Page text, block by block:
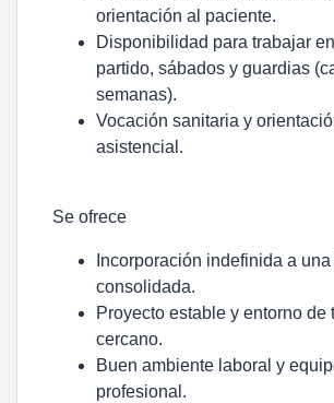
orientación al paciente.
Disponibilidad para trabajar
partido, sábados y guardias
semanas).
Vocación sanitaria y
asistencial.
Se ofrece
Incorporación indefinida a
consolidada.
Proyecto estable y entorno de
cercano.
Buen ambiente laboral y
profesional.